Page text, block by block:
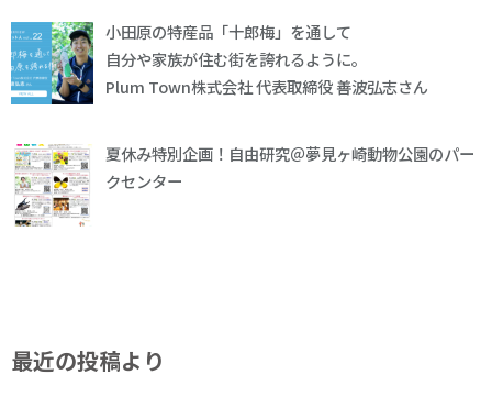
小田原の特産品「十郎梅」を通して
自分や家族が住む街を誇れるように。
Plum Town株式会社 代表取締役 善波弘志さん
夏休み特別企画！自由研究＠夢見ヶ崎動物公園のパー
クセンター
最近の投稿より